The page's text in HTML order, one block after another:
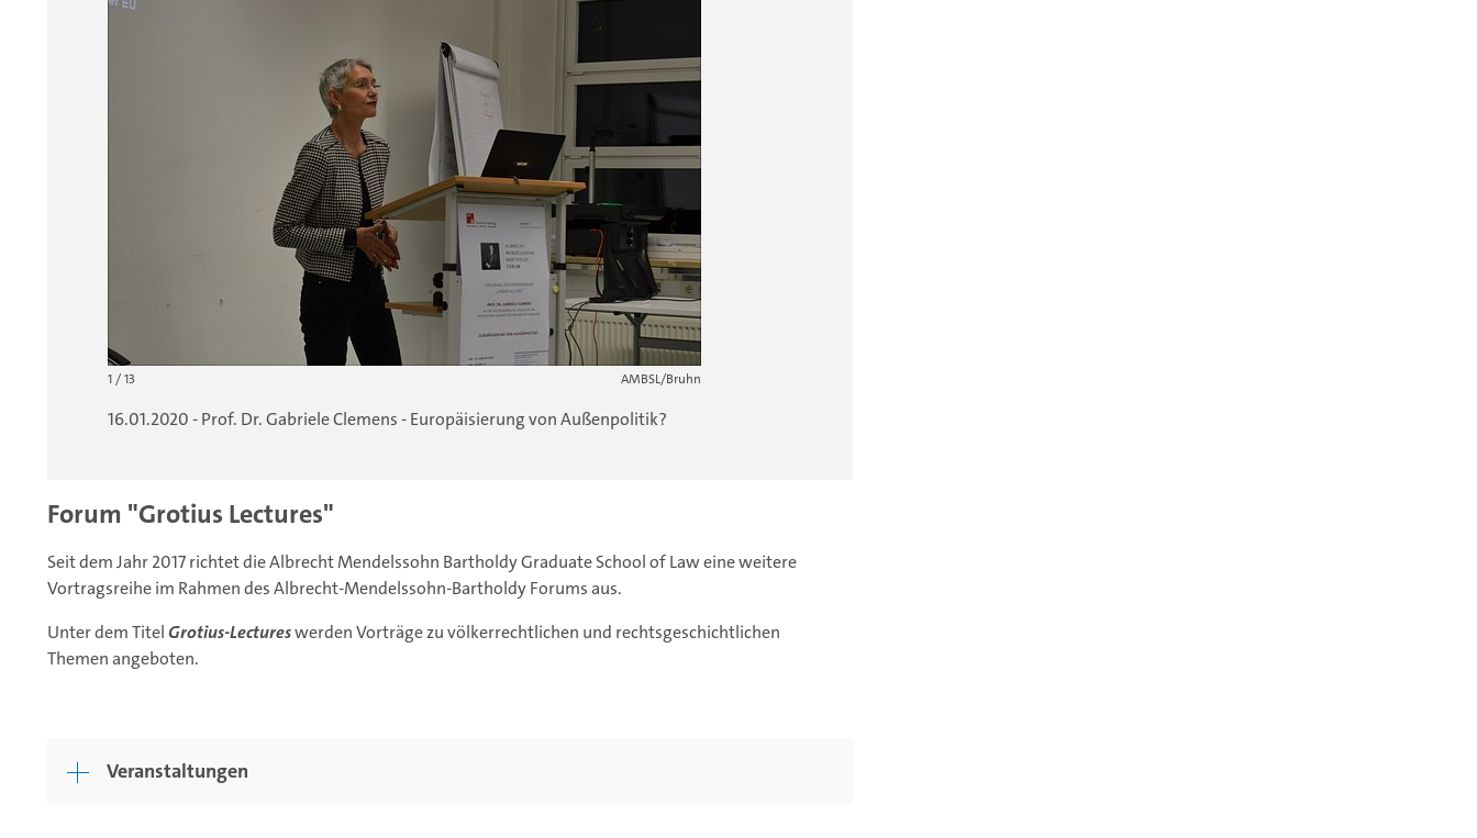
1 / 13 AMBSL/Bruhn
16.01.2020 - Prof. Dr. Gabriele Clemens - Europäisierung von Außenpolitik?
Forum "Grotius Lectures"
Seit dem Jahr 2017 richtet die Albrecht Mendelssohn Bartholdy Graduate School of Law eine weitere
Vortragsreihe im Rahmen des Albrecht-Mendelssohn-Bartholdy Forums aus.
Unter dem TitelGrotius-Lectureswerden Vorträge zu völkerrechtlichen und rechtsgeschichtlichen
Themen angeboten.
Veranstaltungen